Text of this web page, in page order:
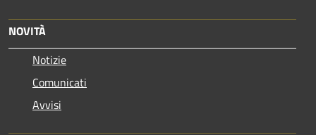
NOVITÀ
Notizie
Comunicati
Avvisi